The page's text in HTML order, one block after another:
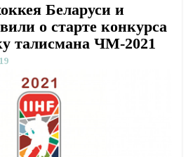
Беларуси и
о старте конкурса
талисмана ЧМ-2021